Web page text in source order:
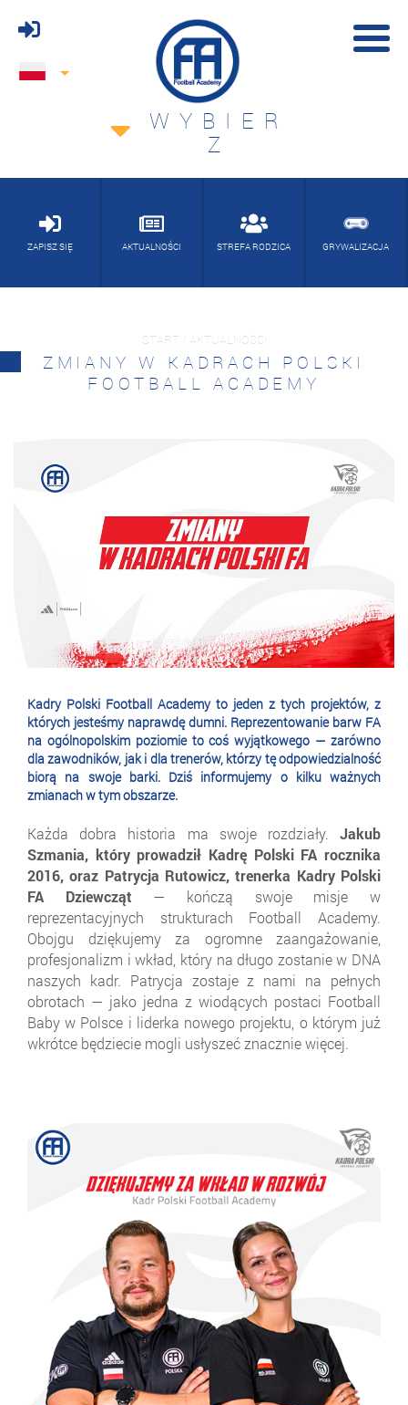
WYBIER
Z
ZAPISZ SIĘ AKTUALNOŚCI STREFA RODZICA GRYWALIZACJA
START / AKTUALNOŚCI
ZMIANY W KADRACH POLSKI
FOOTBALL ACADEMY
Kadry Polski Football Academy to jeden z tych projektów, z
których jesteśmy naprawdę dumni. Reprezentowanie barw FA
na ogólnopolskim poziomie to coś wyjątkowego — zarówno
dla zawodników, jak i dla trenerów, którzy tę odpowiedzialność
biorą na swoje barki. Dziś informujemy o kilku ważnych
zmianach w tym obszarze.
Każda dobra historia ma swoje rozdziały. Jakub
Szmania, który prowadził Kadrę Polski FA rocznika
2016, oraz Patrycja Rutowicz, trenerka Kadry Polski
FA Dziewcząt — kończą swoje misje w
reprezentacyjnych strukturach Football Academy.
Obojgu dziękujemy za ogromne zaangażowanie,
profesjonalizm i wkład, który na długo zostanie w DNA
naszych kadr. Patrycja zostaje z nami na pełnych
obrotach — jako jedna z wiodących postaci Football
Baby w Polsce i liderka nowego projektu, o którym już
wkrótce będziecie mogli usłyszeć znacznie więcej.